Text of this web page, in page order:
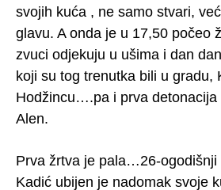
svojih kuća , ne samo stvari,
glavu. A onda je u 17,50 počeo
zvuci odjekuju u ušima i dan
koji su tog trenutka bili u gradu,
Hodžincu….pa i prva detonacija
Alen.
Prva žrtva je pala…26-ogodišnji
Kadić ubijen je nadomak svoje